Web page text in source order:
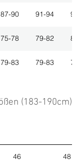
87-90 91-94 95-
75-78 79-82 83-
79-83 79-83 79-
(183-190cm)
46 48